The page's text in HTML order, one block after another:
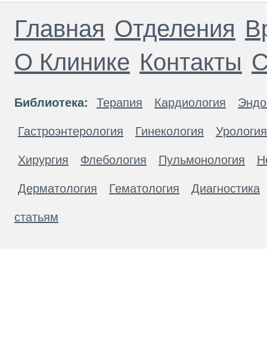
Главная Отделения
О Клинике Контакты
Библиотека: Терапия Кардиология
Гастроэнтерология Гинекология Урология
Хирургия Флебология Пульмонология
Дерматология Гематология Диагностика
статьям